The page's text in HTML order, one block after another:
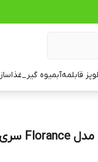
قابلمهآبمیوه گیر_غذاساز